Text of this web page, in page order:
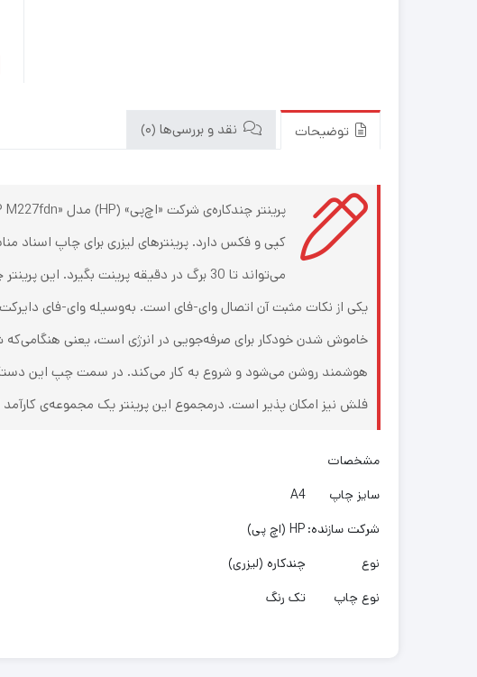
توضیحات نقد و بررسی‌ها (0)
یکی از نکات مثبت آن اتصال وای-فای است. به‌وسیله وای-فای دایرکت
خاموش شدن خودکار برای صرفه‌جویی در انرژی است، یعنی هنگامی‌که
فلش نیز امکان پذیر است. درمجموع این پرینتر یک مجموعه‌ی
مشخصات
سایز چاپ
A4
شرکت سازنده: HP (اچ پی)
نوع
چندکاره (لیزری)
نوع چاپ
تک رنگ